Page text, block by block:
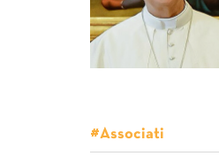
#Associati